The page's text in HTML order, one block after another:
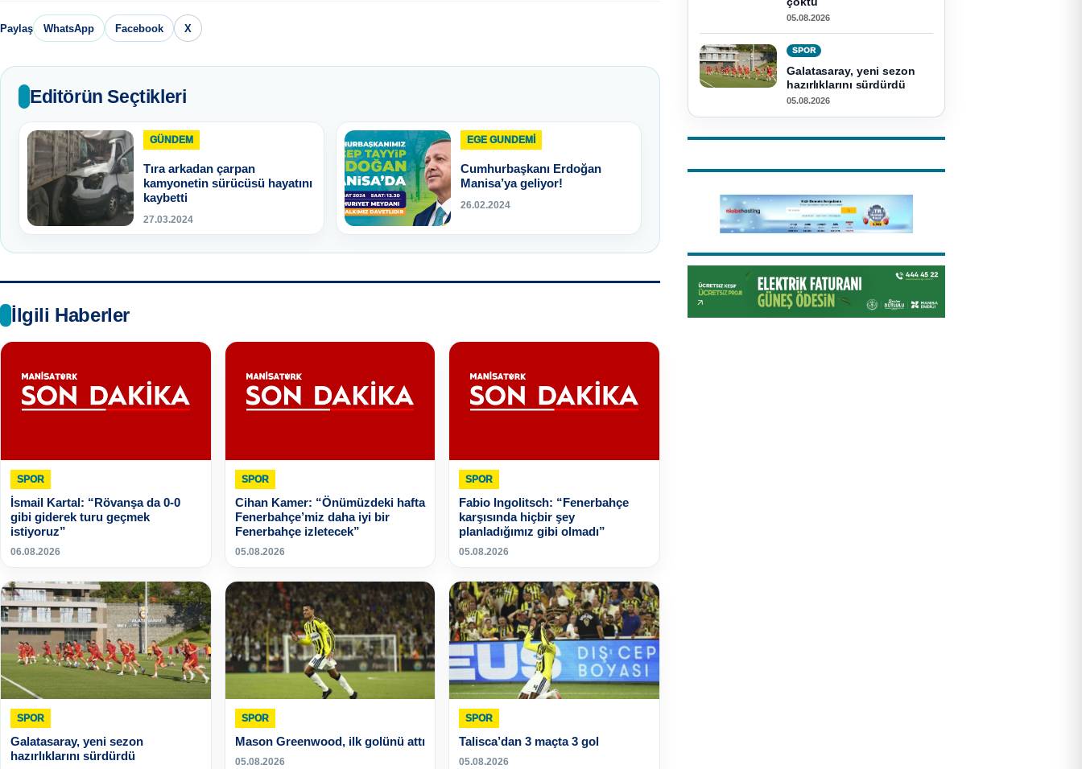
Paylaş WhatsApp Facebook X
Editörün Seçtikleri
GÜNDEM
Tıra arkadan çarpan
kamyonetin sürücüsü hayatını
kaybetti
27.03.2024
EGE GUNDEMİ
Cumhurbaşkanı Erdoğan
Manisa’ya geliyor!
26.02.2024
İlgili Haberler
SPOR
İsmail Kartal: “Rövanşa da 0-0
gibi giderek turu geçmek
istiyoruz”
06.08.2026
SPOR
Cihan Kamer: “Önümüzdeki hafta
Fenerbahçe’miz daha iyi bir
Fenerbahçe izletecek”
05.08.2026
SPOR
Fabio Ingolitsch: “Fenerbahçe
karşısında hiçbir şey
planladığımız gibi olmadı”
05.08.2026
SPOR
Galatasaray, yeni sezon
hazırlıklarını sürdürdü
SPOR
Mason Greenwood, ilk golünü attı
05.08.2026
SPOR
Talisca’dan 3 maçta 3 gol
05.08.2026
05.08.2026
SPOR
Galatasaray, yeni sezon
hazırlıklarını sürdürdü
05.08.2026